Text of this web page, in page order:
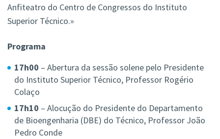
Anfiteatro do Centro de Congressos do Instituto
Superior Técnico.»
Programa
17h00 – Abertura da sessão solene pelo Presidente
do Instituto Superior Técnico, Professor Rogério
Colaço
17h10 – Alocução do Presidente do Departamento
de Bioengenharia (DBE) do Técnico, Professor João
Pedro Conde